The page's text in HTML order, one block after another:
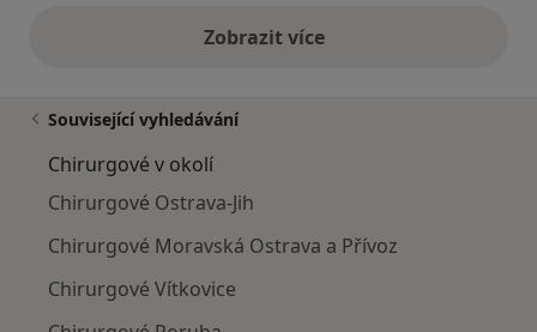
Zobrazit vícevýše uvedené názory
Související vyhledávání
Chirurgové v okolí
Chirurgové Ostrava-Jih
Chirurgové Moravská Ostrava a Přívoz
Chirurgové Vítkovice